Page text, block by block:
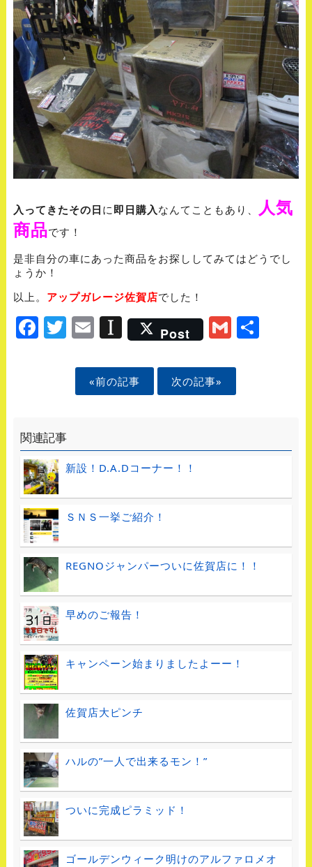
入ってきたその日 に 即日購入 なんてこともあり、
人気
商品です！
是非自分の車にあった商品をお探ししてみてはどうでし
ょうか！
以上。 アップガレージ佐賀店でした！
Facebook
Twitter
Email
Instapaper
Post Gmail
«前の記事 次の記事»
関連記事
新設！D.A.Dコーナー！！
ＳＮＳ一挙ご紹介！
REGNOジャンパーついに佐賀店に！！
早めのご報告！
キャンペーン始まりましたよーー！
佐賀店大ピンチ
ハルの”一人で出来るモン！”
ついに完成ピラミッド！
ゴールデンウィーク明けのアルファロメオ